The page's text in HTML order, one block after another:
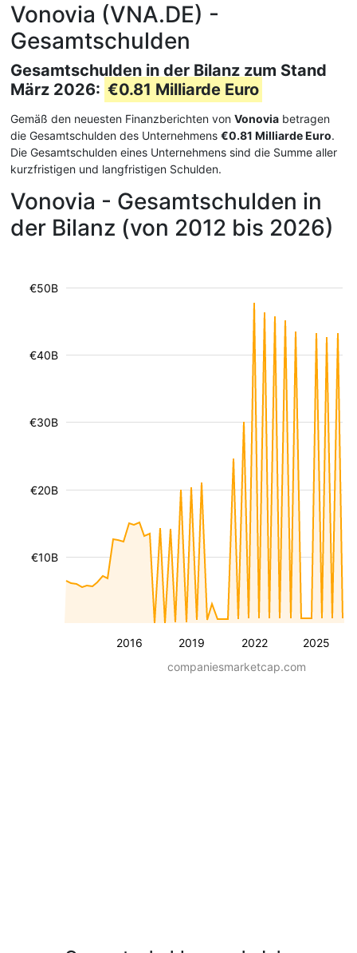
Vonovia (VNA.DE) -
Gesamtschulden
Gesamtschulden in der Bilanz zum Stand
März 2026: €0.81 Milliarde Euro
Gemäß den neuesten Finanzberichten von Vonovia betragen
die Gesamtschulden des Unternehmens €0.81 Milliarde Euro.
Die Gesamtschulden eines Unternehmens sind die Summe aller
kurzfristigen und langfristigen Schulden.
Vonovia - Gesamtschulden in
der Bilanz (von 2012 bis 2026)
2016 2019 2022 2025
€10B
€20B
€30B
€40B
€50B
companiesmarketcap.com